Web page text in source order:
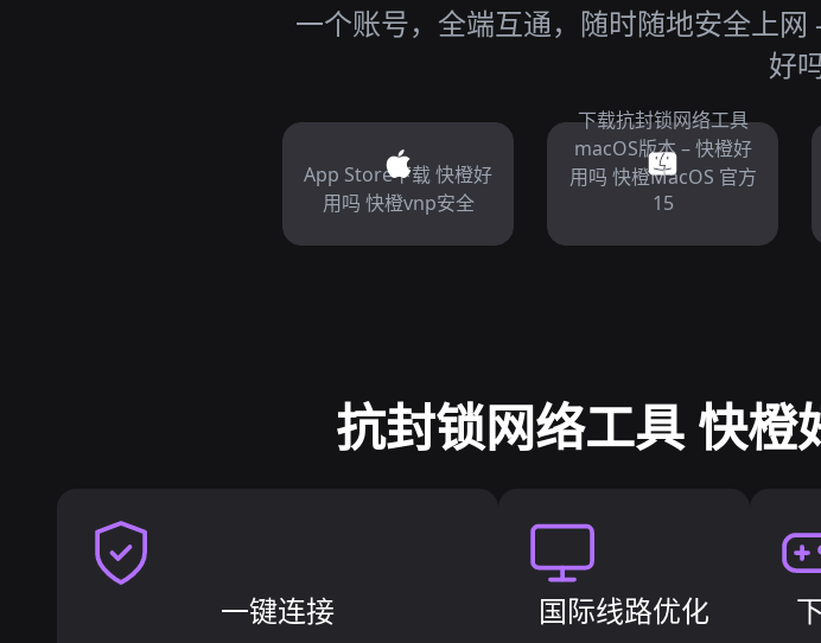
一个账号，全端互通，随时随地安全上
好
App Store下载 快橙好
用吗 快橙vnp安全
下载抗封锁网络工具
macOS版本 – 快橙好
用吗 快橙MacOS 官方
15
抗封锁网络工具 快
一键连接 国际线路优化